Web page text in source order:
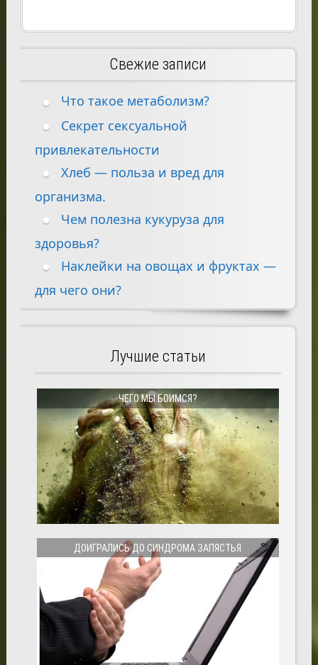
Свежие записи
Что такое метаболизм?
Секрет сексуальной
привлекательности
Хлеб — польза и вред для
организма.
Чем полезна кукуруза для
здоровья?
Наклейки на овощах и фруктах —
для чего они?
Лучшие статьи
ЧЕГО МЫ БОИМСЯ?
ДОИГРАЛИСЬ ДО СИНДРОМА ЗАПЯСТЬЯ